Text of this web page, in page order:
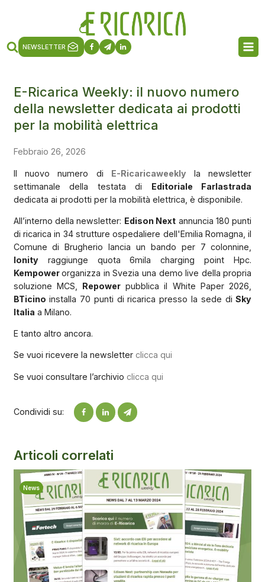
NEWSLETTER
E-Ricarica Weekly: il nuovo numero
della newsletter dedicata ai prodotti
per la mobilità elettrica
Febbraio 26, 2026
Il nuovo numero di E-Ricaricaweekly la newsletter
settimanale della testata di Editoriale Farlastrada
dedicata ai prodotti per la mobilità elettrica, è disponibile.
All’interno della newsletter: Edison Next annuncia 180 punti
di ricarica in 34 strutture ospedaliere dell'Emilia Romagna, il
Comune di Brugherio lancia un bando per 7 colonnine,
Ionityraggiunge quota 6mila charging point Hpc.
Kempowerorganizza in Svezia una demo live della propria
soluzione MCS, Repower pubblica il White Paper 2026,
BTicino installa 70 punti di ricarica presso la sede diSky
Italia a Milano.
E tanto altro ancora.
Se vuoi ricevere la newsletter clicca qui
Se vuoi consultare l’archivio clicca qui
Condividi su:
Articoli correlati
News